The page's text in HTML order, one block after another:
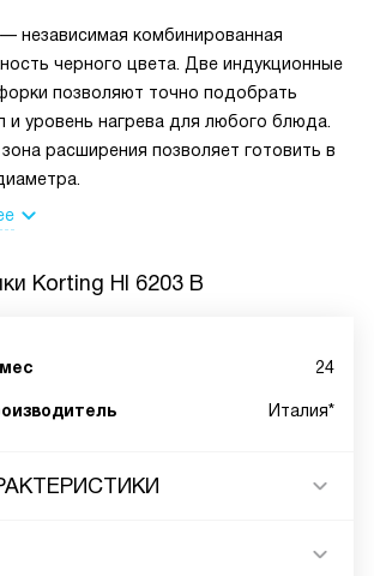
независимая комбинированная
черного цвета. Две индукционные
позволяют точно подобрать
и уровень нагрева для любого блюда.
расширения позволяет готовить в
Korting HI 6203 B
24
Италия*